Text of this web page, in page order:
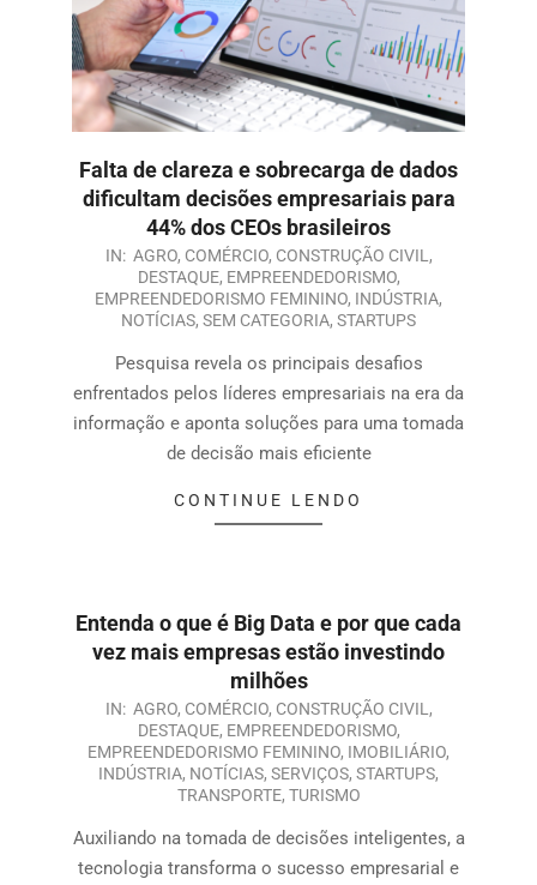
Falta de clareza e sobrecarga de dados
dificultam decisões empresariais para
44% dos CEOs brasileiros
IN: AGRO, COMÉRCIO, CONSTRUÇÃO CIVIL ,
DESTAQUE, EMPREENDEDORISMO,
EMPREENDEDORISMO FEMININO, INDÚSTRIA,
NOTÍCIAS, SEM CATEGORIA, STARTUPS
Pesquisa revela os principais desafios
enfrentados pelos líderes empresariais na era da
informação e aponta soluções para uma tomada
de decisão mais eficiente
CONTINUE LENDO
Entenda o que é Big Data e por que cada
vez mais empresas estão investindo
milhões
IN: AGRO, COMÉRCIO, CONSTRUÇÃO CIVIL ,
DESTAQUE, EMPREENDEDORISMO,
EMPREENDEDORISMO FEMININO, IMOBILIÁRIO,
INDÚSTRIA, NOTÍCIAS, SERVIÇOS, STARTUPS,
TRANSPORTE, TURISMO
Auxiliando na tomada de decisões inteligentes, a
tecnologia transforma o sucesso empresarial e